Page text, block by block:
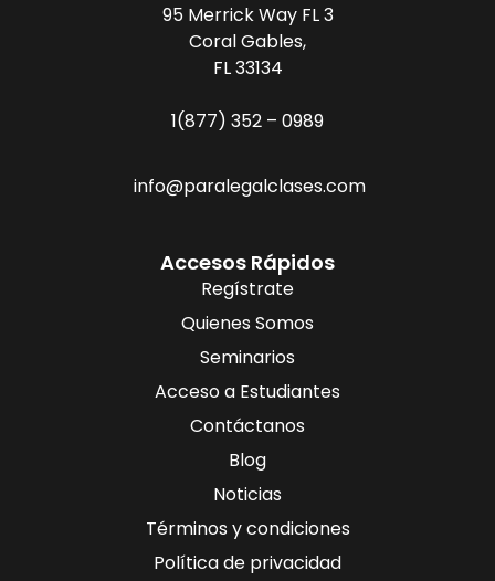
95 Merrick Way FL 3
Coral Gables,
FL 33134
1(877) 352 – 0989
info@paralegalclases.com
Accesos Rápidos
Regístrate
Quienes Somos
Seminarios
Acceso a Estudiantes
Contáctanos
Blog
Noticias
Términos y condiciones
Política de privacidad